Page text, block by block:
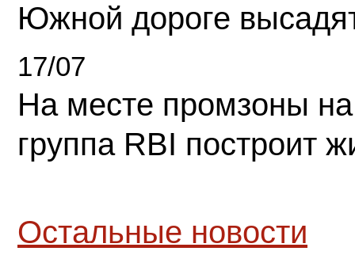
Южной дороге
17/07
На месте промзоны
группа RBI построит
Остальные новости